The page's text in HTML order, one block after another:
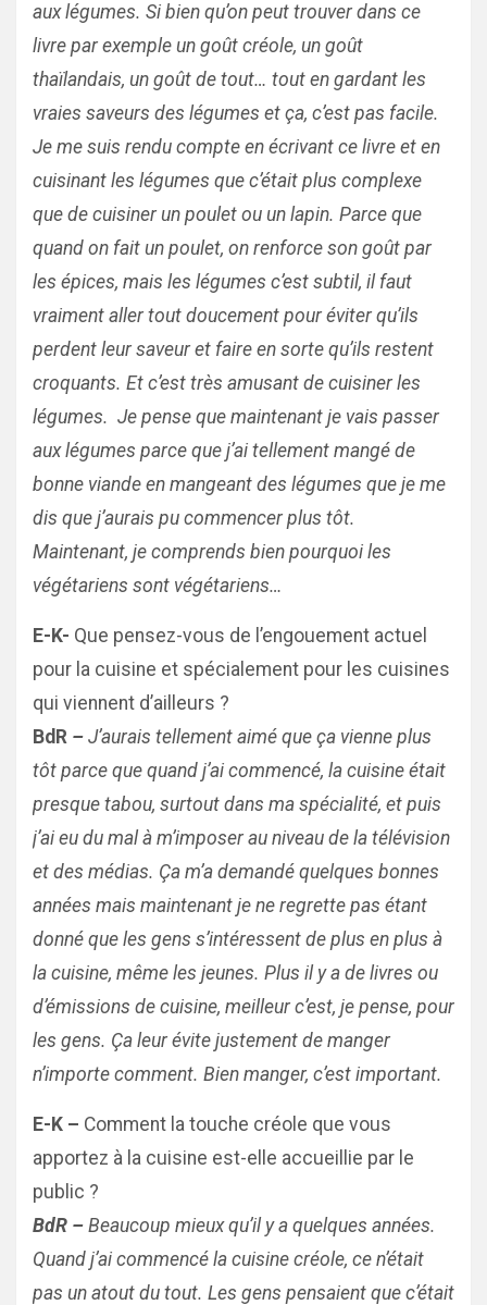
aux légumes. Si bien qu’on peut trouver dans ce
livre par exemple un goût créole, un goût
thaïlandais, un goût de tout… tout en gardant les
vraies saveurs des légumes et ça, c’est pas facile.
Je me suis rendu compte en écrivant ce livre et en
cuisinant les légumes que c’était plus complexe
que de cuisiner un poulet ou un lapin. Parce que
quand on fait un poulet, on renforce son goût par
les épices, mais les légumes c’est subtil, il faut
vraiment aller tout doucement pour éviter qu’ils
perdent leur saveur et faire en sorte qu’ils restent
croquants. Et c’est très amusant de cuisiner les
légumes. Je pense que maintenant je vais passer
aux légumes parce que j’ai tellement mangé de
bonne viande en mangeant des légumes que je me
dis que j’aurais pu commencer plus tôt.
Maintenant, je comprends bien pourquoi les
végétariens sont végétariens…
E-K- Que pensez-vous de l’engouement actuel
pour la cuisine et spécialement pour les cuisines
qui viennent d’ailleurs ?
BdR – J’aurais tellement aimé que ça vienne plus
tôt parce que quand j’ai commencé, la cuisine était
presque tabou, surtout dans ma spécialité, et puis
j’ai eu du mal à m’imposer au niveau de la télévision
et des médias. Ça m’a demandé quelques bonnes
années mais maintenant je ne regrette pas étant
donné que les gens s’intéressent de plus en plus à
la cuisine, même les jeunes. Plus il y a de livres ou
d’émissions de cuisine, meilleur c’est, je pense, pour
les gens. Ça leur évite justement de manger
n’importe comment. Bien manger, c’est important.
E-K – Comment la touche créole que vous
apportez à la cuisine est-elle accueillie par le
public ?
BdR – Beaucoup mieux qu’il y a quelques années.
Quand j’ai commencé la cuisine créole, ce n’était
pas un atout du tout. Les gens pensaient que c’était